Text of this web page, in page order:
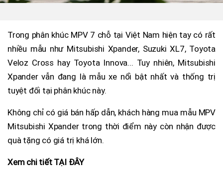
Trong phân khúc MPV 7 chỗ tại Việt Nam hiện tay có rất
nhiều mẫu như Mitsubishi Xpander, Suzuki XL7, Toyota
Veloz Cross hay Toyota Innova... Tuy nhiên, Mitsubishi
Xpander vẫn đang là mẫu xe nổi bật nhất và thống trị
tuyệt đối tại phân khúc này.
Không chỉ có giá bán hấp dẫn, khách hàng mua mẫu MPV
Mitsubishi Xpander trong thời điểm này còn nhận được
quà tặng có giá trị khá lớn.
Xem chi tiết TẠI ĐÂY